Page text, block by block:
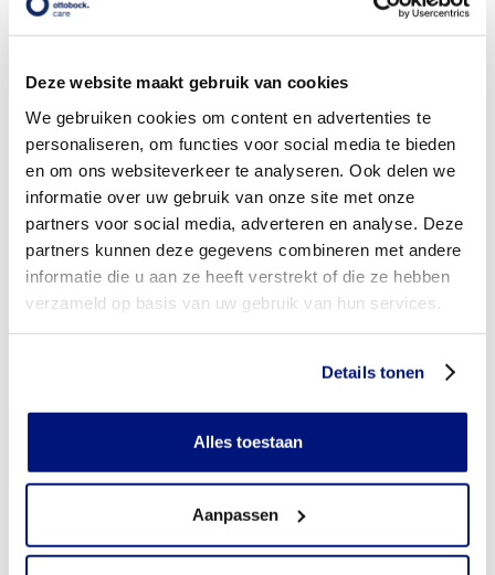
Deze website maakt gebruik van cookies
We gebruiken cookies om content en advertenties te
personaliseren, om functies voor social media te bieden
en om ons websiteverkeer te analyseren. Ook delen we
informatie over uw gebruik van onze site met onze
partners voor social media, adverteren en analyse. Deze
partners kunnen deze gegevens combineren met andere
informatie die u aan ze heeft verstrekt of die ze hebben
verzameld op basis van uw gebruik van hun services.
Details tonen
Alles toestaan
Aanpassen
Heb ik vooraf toestemming nodig van mijn
Heb ik een verwijsbrief nodig?
Wie mogen een verwijsbrief schrijven voor steunkousen?
Heb ik een verwijsbrief nodig bij een andere soort kousen?
Heb ik recht op een extra paar/stuk armkousen om
dagelijks te wisselen?
als het niet vergoed wordt door mijn zorgverzekeraar?
Wordt een aan-en/of uittrekhulpmiddel vergoed vanuit de
zorgverzekeraar?